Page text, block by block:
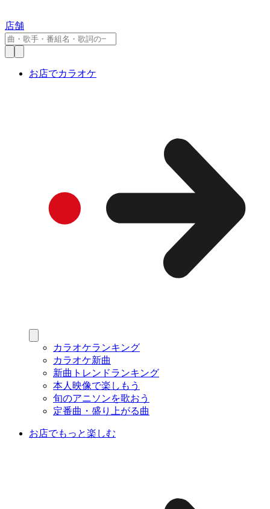
店舗
お店でカラオケ
カラオケランキング
カラオケ新曲
新曲トレンドランキング
本人映像で楽しもう
旬のアニソンを歌おう
定番曲・盛り上がる曲
お店でもっと楽しむ